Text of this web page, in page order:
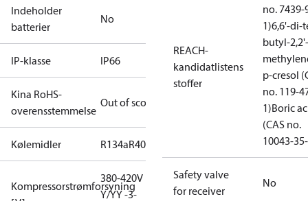
Indeholder
batterier
No
IP-klasse IP66
Kina RoHS-
overensstemmelse
Out of scope
Kølemidler R134aR404A R448AR449A
Kompressorstrømforsyning
380-420V
Y/YY -3-
REACH-
kandidatlistens
stoffer
no. 7439-
1)6,6'-di-
butyl-2,2'-
p-cresol
no. 119-
1)Boric
(CAS no.
10043-
Safety valve
for receiver
No